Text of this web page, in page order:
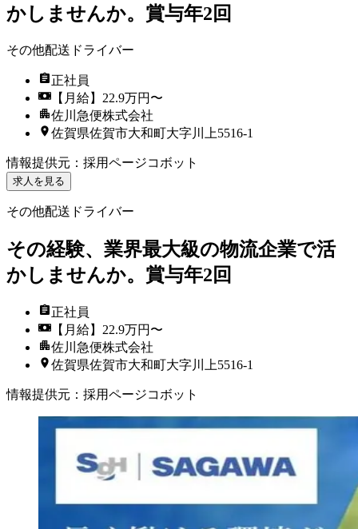
かしませんか。賞与年2回
その他配送ドライバー
正社員
【月給】22.9万円〜
佐川急便株式会社
佐賀県佐賀市大和町大字川上5516-1
情報提供元 ： 採用ページコボット
求人を見る
その他配送ドライバー
その経験、業界最大級の物流企業で活
かしませんか。賞与年2回
正社員
【月給】22.9万円〜
佐川急便株式会社
佐賀県佐賀市大和町大字川上5516-1
情報提供元 ： 採用ページコボット